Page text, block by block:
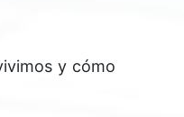
y cómo